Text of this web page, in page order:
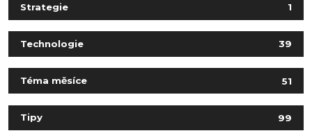
Strategie 1
Technologie 39
Téma měsíce 51
Tipy 99